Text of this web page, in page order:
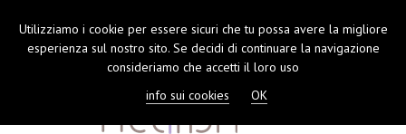
Utilizziamo i cookie per essere sicuri che tu possa avere la migliore
esperienza sul nostro sito. Se decidi di continuare la navigazione
consideriamo che accetti il loro uso
info sui cookies
OK